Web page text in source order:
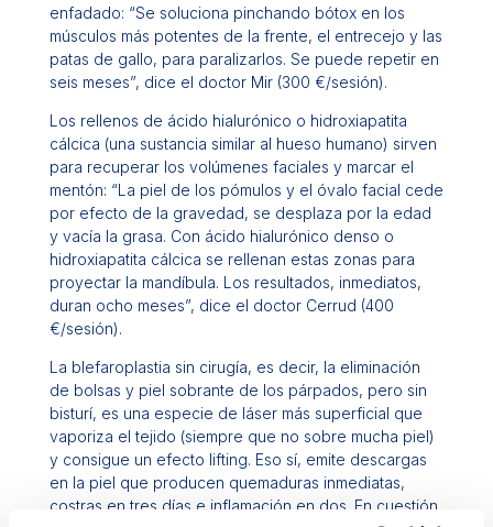
enfadado: “Se soluciona pinchando bótox en los
músculos más potentes de la frente, el entrecejo y las
patas de gallo, para paralizarlos. Se puede repetir en
seis meses”, dice el doctor Mir (300 €/sesión).
Los rellenos de ácido hialurónico o hidroxiapatita
cálcica (una sustancia similar al hueso humano) sirven
para recuperar los volúmenes faciales y marcar el
mentón: “La piel de los pómulos y el óvalo facial cede
por efecto de la gravedad, se desplaza por la edad
y vacía la grasa. Con ácido hialurónico denso o
hidroxiapatita cálcica se rellenan estas zonas para
proyectar la mandíbula. Los resultados, inmediatos,
duran ocho meses”, dice el doctor Cerrud (400
€/sesión).
La blefaroplastia sin cirugía, es decir, la eliminación
de bolsas y piel sobrante de los párpados, pero sin
bisturí, es una especie de láser más superficial que
vaporiza el tejido (siempre que no sobre mucha piel)
y consigue un efecto lifting. Eso sí, emite descargas
en la piel que producen quemaduras inmediatas,
costras en tres días e inflamación en dos. En cuestión